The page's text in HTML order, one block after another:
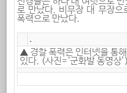
로 만났다. 비무장 대 무장으
폭력으로 만났다.
▲ 경찰 폭력은 인터넷을 통
있다. (사진=‘군화발 동영상’)